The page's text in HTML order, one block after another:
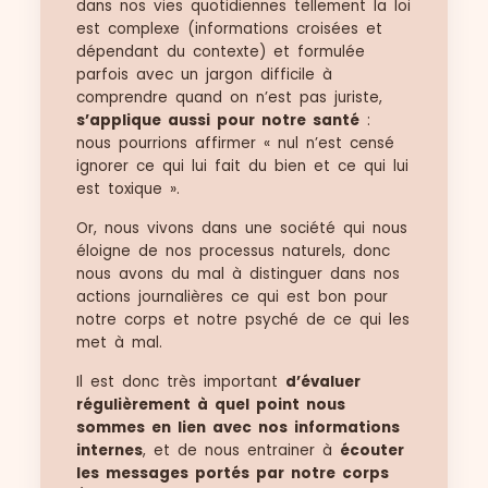
dans nos vies quotidiennes tellement la loi
est complexe (informations croisées et
dépendant du contexte) et formulée
parfois avec un jargon difficile à
comprendre quand on n’est pas juriste,
s’applique aussi pour notre santé:
nous pourrions affirmer « nul n’est censé
ignorer ce qui lui fait du bien et ce qui lui
est toxique ».
Or, nous vivons dans une société qui nous
éloigne de nos processus naturels, donc
nous avons du mal à distinguer dans nos
actions journalières ce qui est bon pour
notre corps et notre psyché de ce qui les
met à mal.
Il est donc très important d’évaluer
régulièrement à quel point nous
sommes en lien avec nos informations
internes, et de nous entrainer à écouter
les messages portés par notre corps